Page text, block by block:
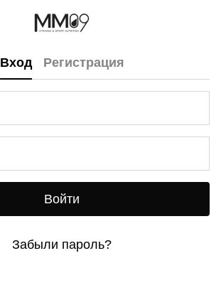
Вход Регистрация
Войти
Забыли пароль?